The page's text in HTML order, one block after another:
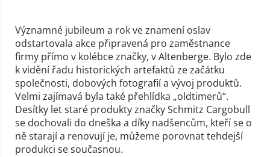
Významné jubileum a rok ve znamení oslav
odstartovala akce připravená pro zaměstnance
firmy přímo v kolébce značky, v Altenberge. Bylo zde
k vidění řadu historických artefaktů ze začátku
společnosti, dobových fotografií a vývoj produktů.
Velmi zajímavá byla také přehlídka „oldtimerů“.
Desítky let staré produkty značky Schmitz Cargobull
se dochovali do dneška a díky nadšencům, kteří se o
ně starají a renovují je, můžeme porovnat tehdejší
produkci se současnou.